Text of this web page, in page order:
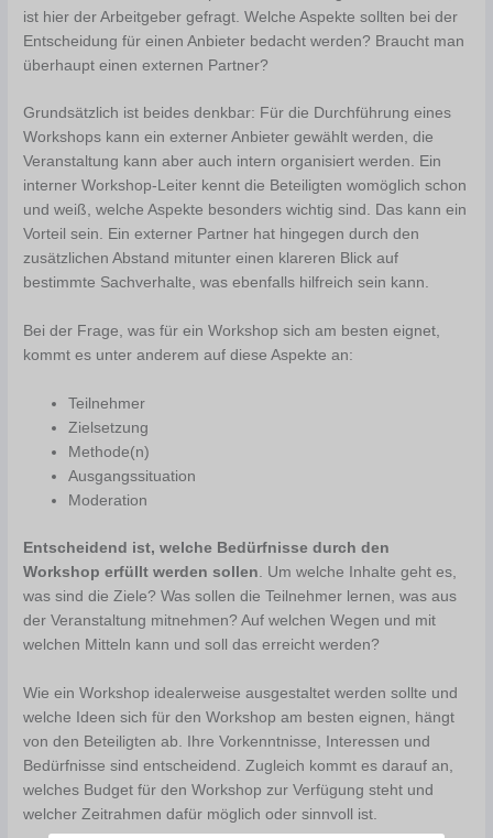
ist hier der Arbeitgeber gefragt. Welche Aspekte sollten bei der
Entscheidung für einen Anbieter bedacht werden? Braucht man
überhaupt einen externen Partner?
Grundsätzlich ist beides denkbar: Für die Durchführung eines
Workshops kann ein externer Anbieter gewählt werden, die
Veranstaltung kann aber auch intern organisiert werden. Ein
interner Workshop-Leiter kennt die Beteiligten womöglich schon
und weiß, welche Aspekte besonders wichtig sind. Das kann ein
Vorteil sein. Ein externer Partner hat hingegen durch den
zusätzlichen Abstand mitunter einen klareren Blick auf
bestimmte Sachverhalte, was ebenfalls hilfreich sein kann.
Bei der Frage, was für ein Workshop sich am besten eignet,
kommt es unter anderem auf diese Aspekte an:
Teilnehmer
Zielsetzung
Methode(n)
Ausgangssituation
Moderation
Entscheidend ist, welche Bedürfnisse durch den
Workshop erfüllt werden sollen . Um welche Inhalte geht es,
was sind die Ziele? Was sollen die Teilnehmer lernen, was aus
der Veranstaltung mitnehmen? Auf welchen Wegen und mit
welchen Mitteln kann und soll das erreicht werden?
Wie ein Workshop idealerweise ausgestaltet werden sollte und
welche Ideen sich für den Workshop am besten eignen, hängt
von den Beteiligten ab. Ihre Vorkenntnisse, Interessen und
Bedürfnisse sind entscheidend. Zugleich kommt es darauf an,
welches Budget für den Workshop zur Verfügung steht und
welcher Zeitrahmen dafür möglich oder sinnvoll ist.